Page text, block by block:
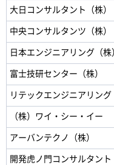
大日コンサルタント（株）
中央コンサルタンツ（株）
日本エンジニアリング（株）
富士技研センター（株）
リテックエンジニアリング
（株）ワイ・シー・イー
アーバンテクノ（株）
開発虎ノ門コンサルタント